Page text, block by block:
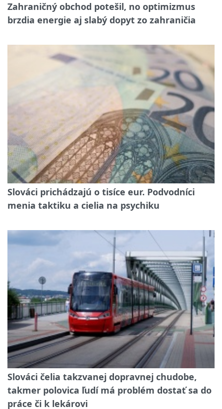
Zahraničný obchod potešil, no optimizmus
brzdia energie aj slabý dopyt zo zahraničia
Slováci prichádzajú o tisíce eur. Podvodníci
menia taktiku a cielia na psychiku
Slováci čelia takzvanej dopravnej chudobe,
takmer polovica ľudí má problém dostať sa do
práce či k lekárovi